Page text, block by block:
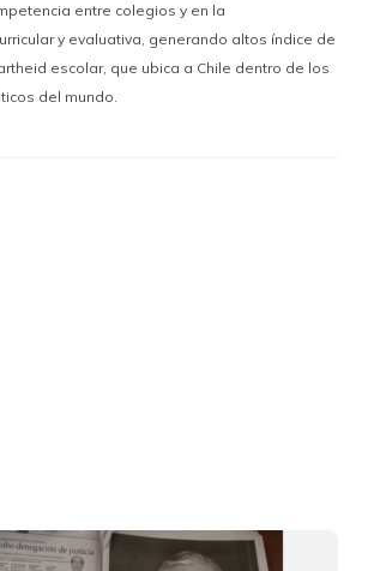
entre colegios y en la
y evaluativa, generando altos índice de
escolar, que ubica a Chile dentro de los
del mundo.